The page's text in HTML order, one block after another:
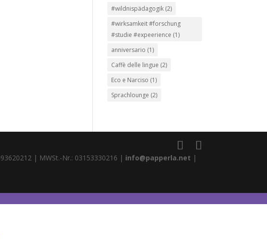
#wildnispädagogik (2)
#wirksamkeit #forschung
#studie #expeerience (1)
anniversario (1)
Caffè delle lingue (2)
Eco e Narciso (1)
Sprachlounge (2)
| MWSt.-Nr.: 03153330216 | info@papperla.net |